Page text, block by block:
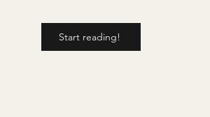
Start reading!